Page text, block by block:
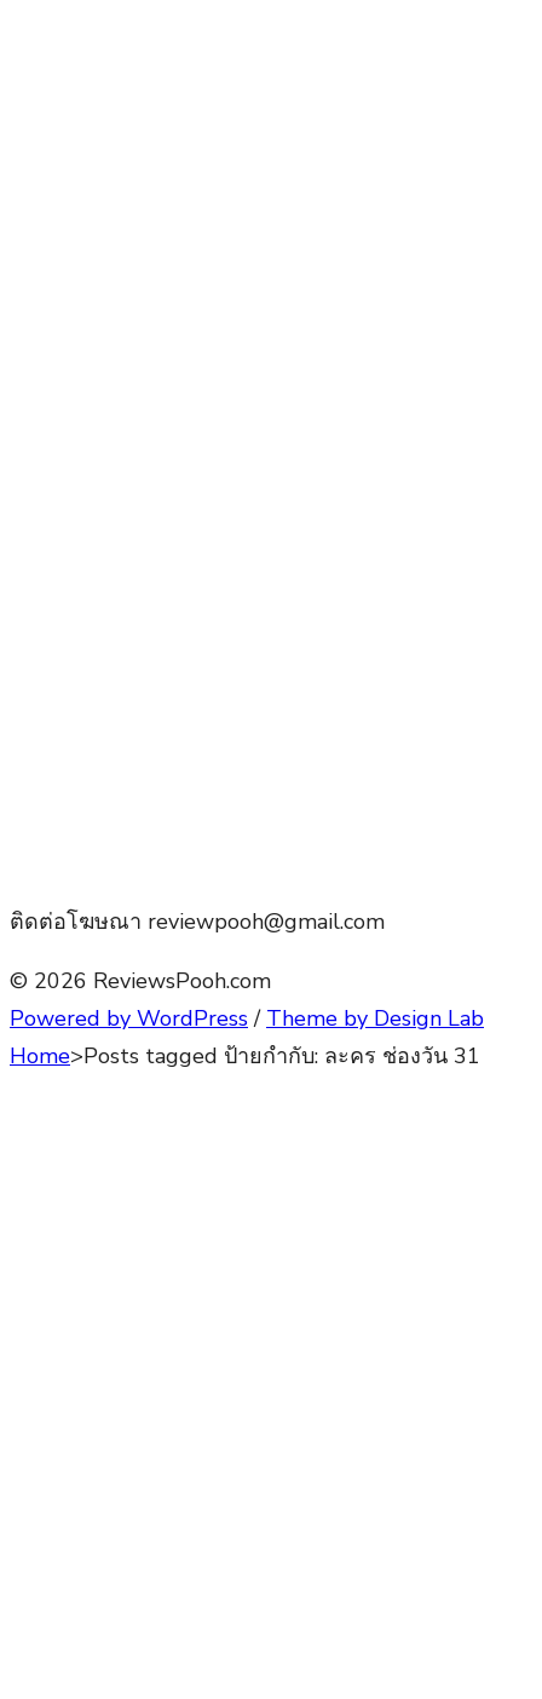
ติดต่อโฆษณา reviewpooh@gmail.com
© 2026 ReviewsPooh.com
Powered by WordPress / Theme by Design Lab
Home>Posts tagged ป้ายกำกับ: ละคร ช่องวัน 31